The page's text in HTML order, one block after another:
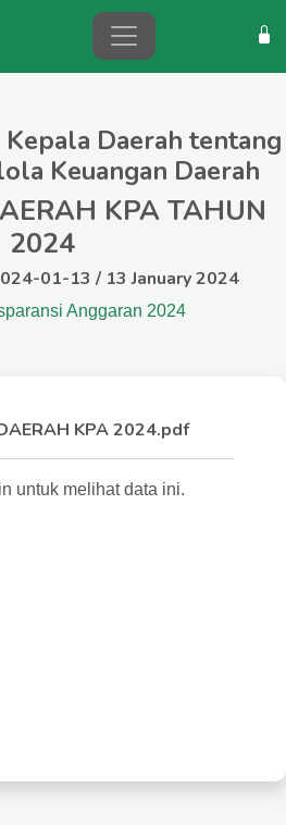
Daerah tentang
Keuangan Daerah
KPA TAHUN
2024
01-13 / 13 January 2024
Anggaran 2024
KPA 2024.pdf
untuk melihat data ini.